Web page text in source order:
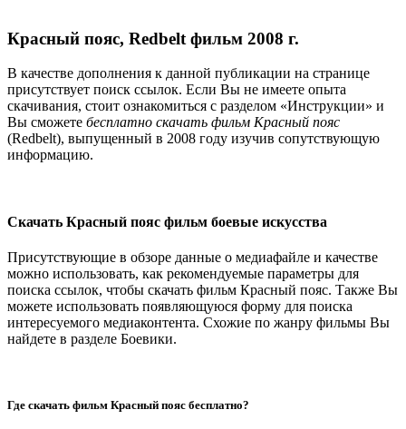
Красный пояс, Redbelt фильм 2008 г.
В качестве дополнения к данной публикации на странице
присутствует поиск ссылок. Если Вы не имеете опыта
скачивания, стоит ознакомиться с разделом «Инструкции» и
Вы сможете бесплатно скачать фильм Красный пояс
(Redbelt), выпущенный в 2008 году изучив сопутствующую
информацию.
Скачать Красный пояс фильм боевые искусства
Присутствующие в обзоре данные о медиафайле и качестве
можно использовать, как рекомендуемые параметры для
поиска ссылок, чтобы скачать фильм Красный пояс. Также Вы
можете использовать появляющуюся форму для поиска
интересуемого медиаконтента. Схожие по жанру фильмы Вы
найдете в разделе Боевики.
Где скачать фильм Красный пояс бесплатно?